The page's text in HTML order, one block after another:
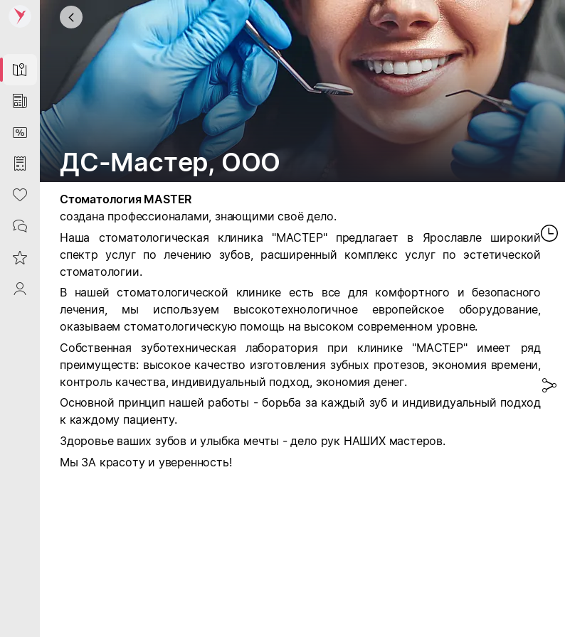
Map
News
DiscountCard
Purchases
Heart
Contacts
Reviews
ProfileSaby
ДС-Мастер, ООО
Стоматология MASTER
создана профессионалами, знающими своё дело.
Наша стоматологическая клиника "МАСТЕР" предлагает в Ярославле широкий
спектр услуг по лечению зубов, расширенный комплекс услуг по эстетической
стоматологии.
В нашей стоматологической клинике есть все для комфортного и безопасного
лечения, мы используем высокотехнологичное европейское оборудование,
оказываем стоматологическую помощь на высоком современном уровне.
Собственная зуботехническая лаборатория при клинике "МАСТЕР" имеет ряд
преимуществ: высокое качество изготовления зубных протезов, экономия времени,
контроль качества, индивидуальный подход, экономия денег.
Основной принцип нашей работы - борьба за каждый зуб и индивидуальный подход
к каждому пациенту.
Здоровье ваших зубов и улыбка мечты - дело рук НАШИХ мастеров.
Мы ЗА красоту и уверенность!